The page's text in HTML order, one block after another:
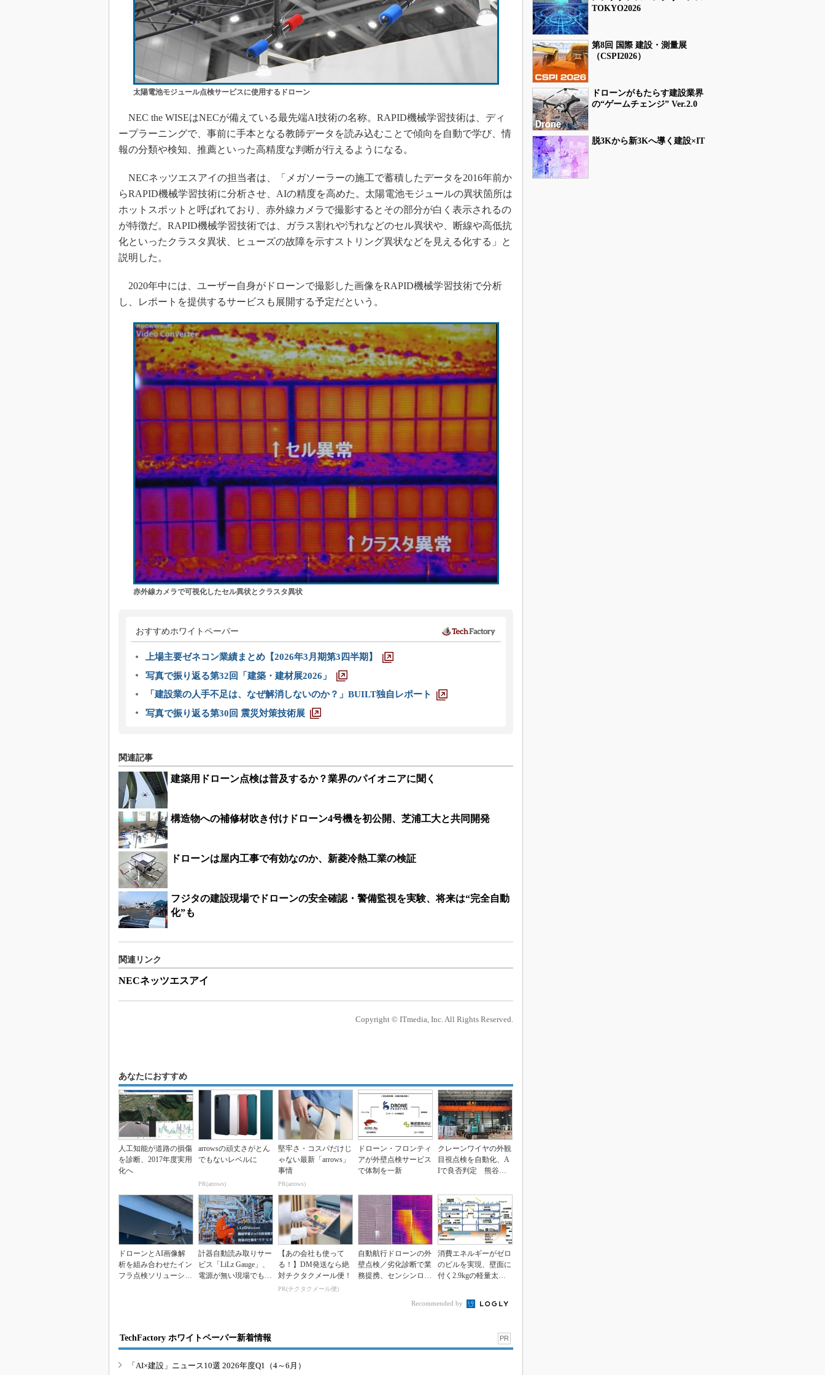
太陽電池モジュール点検サービスに使用するドローン
NEC the WISEはNECが備えている最先端AI技術の名称。RAPID機械学習技術は、ディ
ープラーニングで、事前に手本となる教師データを読み込むことで傾向を自動で学び、情
報の分類や検知、推薦といった高精度な判断が行えるようになる。
NECネッツエスアイの担当者は、「メガソーラーの施工で蓄積したデータを2016年前か
らRAPID機械学習技術に分析させ、AIの精度を高めた。太陽電池モジュールの異状箇所は
ホットスポットと呼ばれており、赤外線カメラで撮影するとその部分が白く表示されるの
が特徴だ。RAPID機械学習技術では、ガラス割れや汚れなどのセル異状や、断線や高低抗
化といったクラスタ異状、ヒューズの故障を示すストリング異状などを見える化する」と
説明した。
2020年中には、ユーザー自身がドローンで撮影した画像をRAPID機械学習技術で分析
し、レポートを提供するサービスも展開する予定だという。
赤外線カメラで可視化したセル異状とクラスタ異状
おすすめホワイトペーパー
上場主要ゼネコン業績まとめ【2026年3月期第3四半期】
写真で振り返る第32回「建築・建材展2026」
「建設業の人手不足は、なぜ解消しないのか？」BUILT独自レポート
写真で振り返る第30回 震災対策技術展
関連記事
建築用ドローン点検は普及するか？業界のパイオニアに聞く
構造物への補修材吹き付けドローン4号機を初公開、芝浦工大と共同開発
ドローンは屋内工事で有効なのか、新菱冷熱工業の検証
フジタの建設現場でドローンの安全確認・警備監視を実験、将来は“完全自動
化”も
関連リンク
NECネッツエスアイ
Copyright © ITmedia, Inc. All Rights Reserved.
あなたにおすすめ
人工知能が道路の損傷
を診断、2017年度実用
化へ
arrowsの頑丈さがとん
でもないレベルに
PR(arrows)
堅牢さ・コスパだけじ
ゃない最新「arrows」
事情
PR(arrows)
ドローン・フロンティ
アが外壁点検サービス
で体制を一新
クレーンワイヤの外観
目視点検を自動化、A
Iで良否判定 熊谷組
テ...
ドローンとAI画像解
析を組み合わせたイン
フラ点検ソリューショ
計器自動読み取りサー
ビス「LiLz Gauge」、
電源が無い現場でも計
【あの会社も使って
る！】DM発送なら絶
対チクタクメール便！
PR(チクタクメール便)
自動航行ドローンの外
壁点検／劣化診断で業
務提携、センシンロボ
消費エネルギーがゼロ
のビルを実現、壁面に
付く2.9kgの軽量太陽
Recommended by
TechFactory ホワイトペーパー新着情報 PR
「AI×建設」ニュース10選 2026年度Q1（4～6月）
TOKYO2026
第8回 国際 建設・測量展
（CSPI2026）
ドローンがもたらす建設業界
の“ゲームチェンジ” Ver.2.0
脱3Kから新3Kへ導く建設×IT